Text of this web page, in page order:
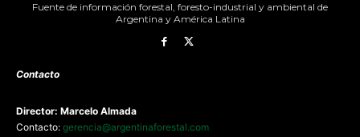
Fuente de información forestal, foresto-industrial y ambiental de
Argentina y América Latina
Contacto
Director: Marcelo Almada
Contacto: gerencia@argentinaforestal.com